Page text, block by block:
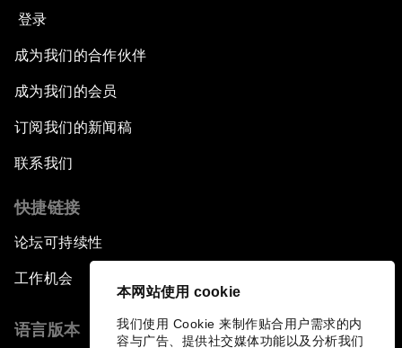
本网站使用 cookie
我们使用 Cookie 来制作贴合用户需求的内
容与广告、提供社交媒体功能以及分析我们
登录
成为我们的合作伙伴
成为我们的会员
订阅我们的新闻稿
联系我们
快捷链接
论坛可持续性
工作机会
语言版本